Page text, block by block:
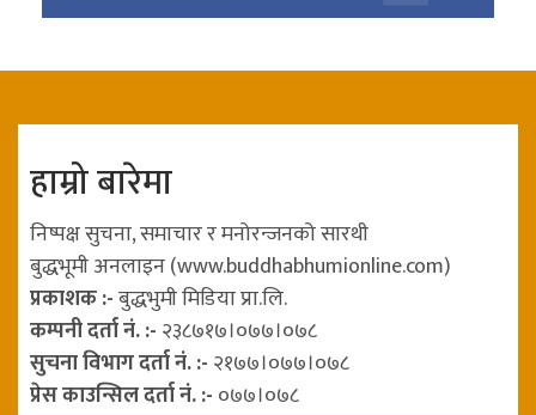
हाम्रो बारेमा
निष्पक्ष सुचना, समाचार र मनोरन्जनको सारथी
बुद्धभूमी अनलाइन (www.buddhabhumionline.com)
प्रकाशक :-बुद्धभुमी मिडिया प्रा.लि.
कम्पनी दर्ता नं. :- २३८७१७।०७७।०७८
सुचना विभाग दर्ता नं. :- २१७७।०७७।०७८
प्रेस काउन्सिल दर्ता नं. :- ०७७।०७८